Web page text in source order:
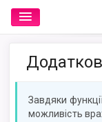
Завдяки
можливість